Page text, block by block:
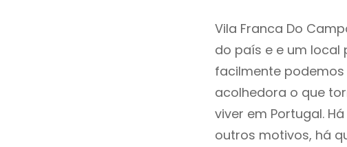
Vila Franca Do
do país e e um local
facilmente
acolhedora o que
viver em Portugal.
outros motivos, há